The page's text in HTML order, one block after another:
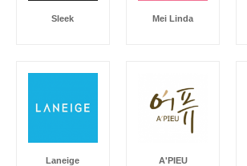
Sleek Mei Linda
Laneige A'PIEU